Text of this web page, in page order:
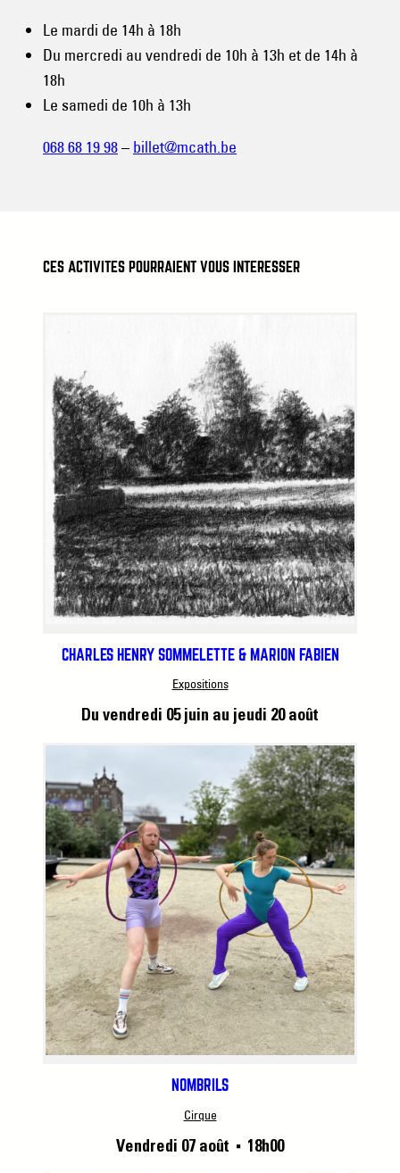
Le mardi de 14h à 18h
Du mercredi au vendredi de 10h à 13h et de 14h à
18h
Le samedi de 10h à 13h
068 68 19 98– billet@mcath.be
CES ACTIVITÉS POURRAIENT VOUS INTÉRESSER
CHARLES HENRY SOMMELETTE & MARION FABIEN
Expositions
Du vendredi 05 juin au jeudi 20 août
NOMBRILS
Cirque
Vendredi 07 août ■ 18h00